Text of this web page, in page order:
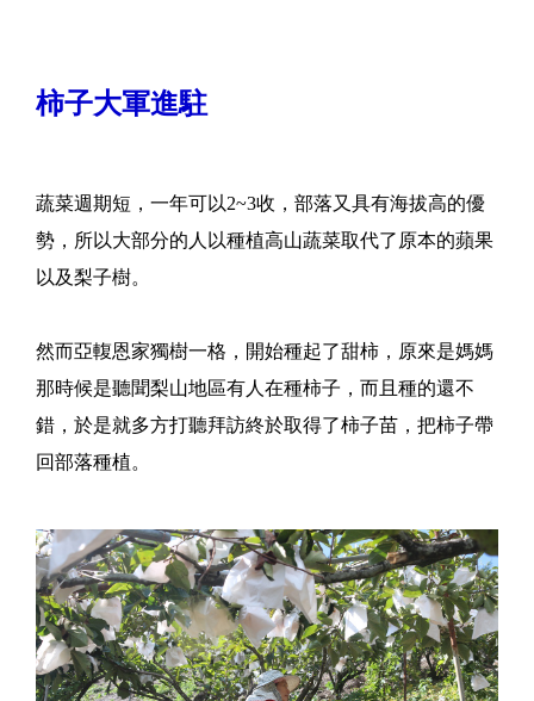
柿子大軍進駐
蔬菜週期短，一年可以2~3收，部落又具有海拔高的優
勢，所以大部分的人以種植高山蔬菜取代了原本的蘋果
以及梨子樹。
然而亞輹恩家獨樹一格，開始種起了甜柿，原來是媽媽
那時候是聽聞梨山地區有人在種柿子，而且種的還不
錯，於是就多方打聽拜訪終於取得了柿子苗，把柿子帶
回部落種植。